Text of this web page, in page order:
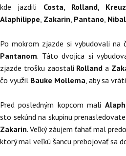
kde jazdili Costa Rolland
Alaphilippe Zakarin Pantano
Po mokrom zjazde si vybudovali na
Pantanom. Táto dvojica si
zjazde trošku zaostali Rolland a
čo využil Bauke Mollema , aby sa
Pred posledným kopcom mali
sto sekúnd na skupinu
Zakarin. Veľký záujem ťahať mal
ktorý mal veľkú šancu prebojovať sa